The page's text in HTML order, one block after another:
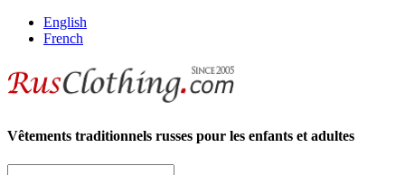
English
French
Vêtements traditionnels russes pour les enfants et adultes